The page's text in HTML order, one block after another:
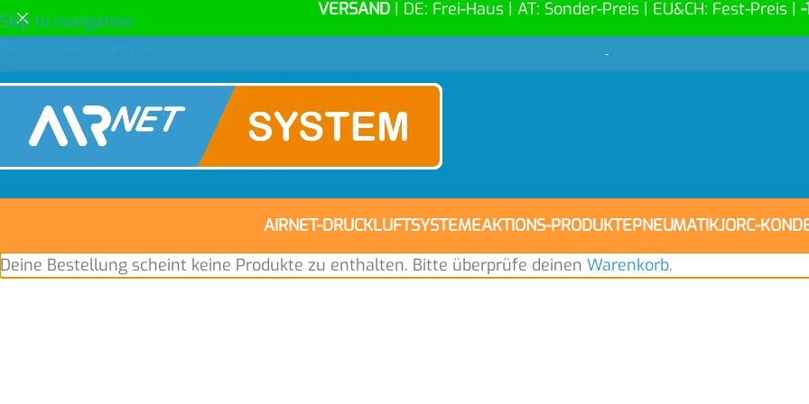
Skip to navigation
VERSAND | DE: Frei-Haus | AT: Sonder-Preis | EU&CH: Fest-Preis |
-
AIRNET-DRUCKLUFTSYSTEMEAKTIONS-PRODUKTEPNEUMATIKJORC-
Deine Bestellung scheint keine Produkte zu enthalten. Bitte überprüfe deinen Warenkorb.